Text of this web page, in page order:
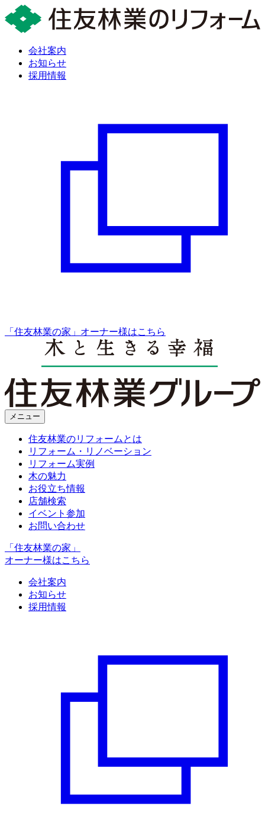
会社案内
お知らせ
採用情報
「住友林業の家」オーナー様はこちら
メニュー
住友林業のリフォームとは
リフォーム・リノベーション
リフォーム実例
木の魅力
お役立ち情報
店舗検索
イベント参加
お問い合わせ
「住友林業の家」
オーナー様はこちら
会社案内
お知らせ
採用情報